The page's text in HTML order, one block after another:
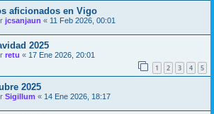
aficionados en Vigo
jcsanjaun « 11 Feb 2026, 00:01
2025
retu « 17 Ene 2026, 20:01
1 2 3 4 5
2025
Sigillum « 14 Ene 2026, 18:17